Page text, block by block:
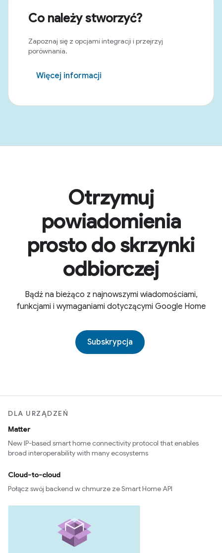
Co należy stworzyć?
Zapoznaj się z opcjami integracji i przejrzyj
porównania.
Więcej informacji
Otrzymuj
powiadomienia
prosto do skrzynki
odbiorczej
Bądź na bieżąco z najnowszymi wiadomościami,
funkcjami i wymaganiami dotyczącymi Google Home
Subskrypcja
DLA URZĄDZEŃ
Matter
New IP-based smart home connectivity protocol that enables
broad interoperability with many ecosystems
Cloud-to-cloud
Połącz swój backend w chmurze ze Smart Home API